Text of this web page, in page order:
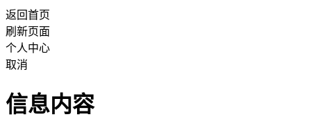
返回首页
刷新页面
个人中心
取消
信息内容